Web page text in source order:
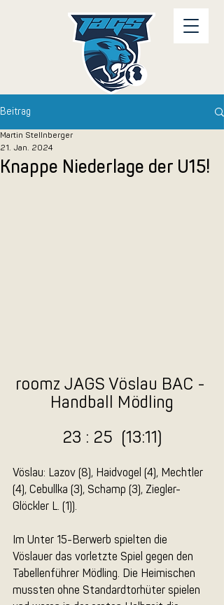
Beitrag
Knappe Niederlage der U15!
Martin Stellnberger
21. Jan. 2024
roomz JAGS Vöslau BAC -
Handball Mödling
23 : 25  (13:11)
Vöslau: Lazov (8), Haidvogel (4), Mechtler
(4), Cebullka (3), Schamp (3), Ziegler-
Glöckler L. (1)).
Im Unter 15-Berwerb spielten die
Vöslauer das vorletzte Spiel gegen den
Tabellenführer Mödling. Die Heimischen
mussten ohne Standardtorhüter spielen